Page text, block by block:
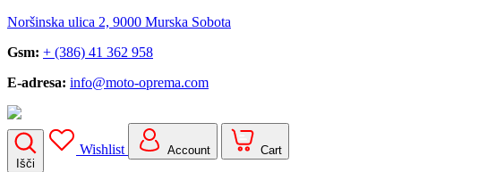
Noršinska ulica 2, 9000 Murska Sobota
Gsm: + (386) 41 362 958
E-adresa: info@moto-oprema.com
Išči
Wishlist Account Cart